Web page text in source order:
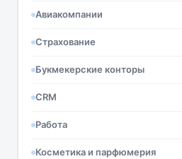
Авиакомпании
Страхование
Букмекерские конторы
CRM
Работа
Косметика и парфюмерия